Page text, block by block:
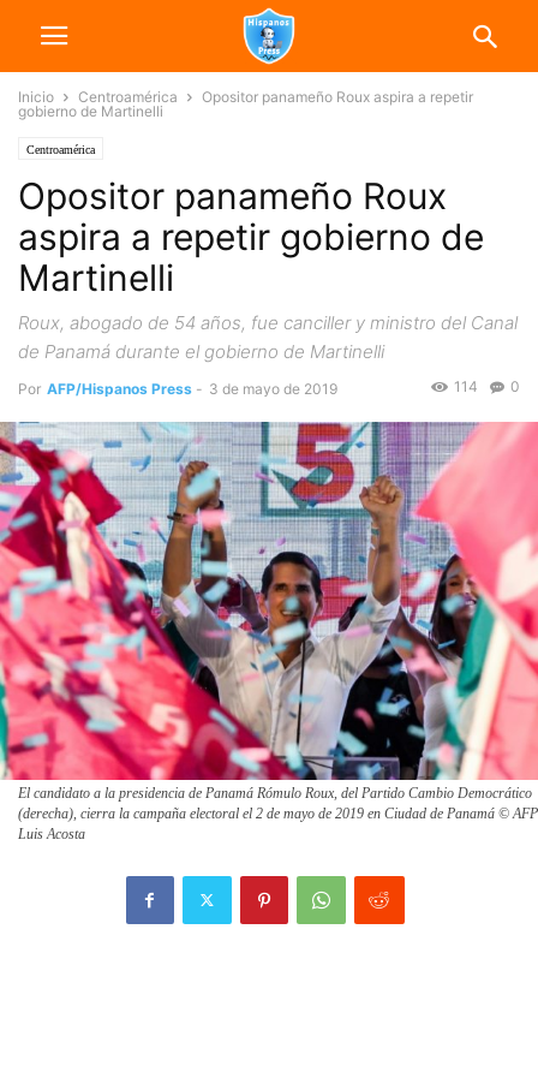
Inicio Centroamérica
Opositor panameño Roux aspira a repetir
gobierno de Martinelli
Centroamérica
Opositor panameño Roux
aspira a repetir gobierno de
Martinelli
Roux, abogado de 54 años, fue canciller y ministro del Canal
de Panamá durante el gobierno de Martinelli
Por AFP/Hispanos Press - 3 de mayo de 2019 0
114
El candidato a la presidencia de Panamá Rómulo Roux, del Partido Cambio Democrático
(derecha), cierra la campaña electoral el 2 de mayo de 2019 en Ciudad de Panamá © AFP
Luis Acosta